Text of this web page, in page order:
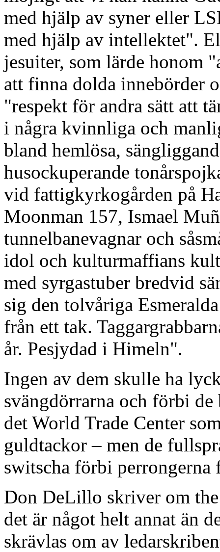
med hjälp av syner eller
med hjälp av intellektet".
jesuiter, som lärde honom
att finna dolda innebörder
"respekt för andra sätt att
i några kvinnliga och
bland hemlösa,
husockuperande
vid fattigkyrkogården på
Moonman 157, Ismael
tunnelbanevagnar och
idol och kulturmaffians
med syrgastuber bredvid
sig den tolvåriga
från ett tak.
år. Pesjydad i Himeln".
Ingen av dem skulle ha
svängdörrarna och förbi de
det World Trade Center
guldtackor – men de
switscha förbi
Don DeLillo skriver om
det är något helt annat än
skrävlas om av